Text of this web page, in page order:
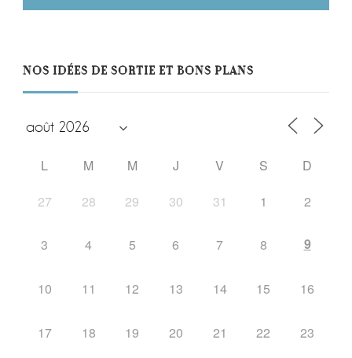
NOS IDÉES DE SORTIE ET BONS PLANS
L M M J V S
D
27
28 29 30 31 1 2
3 4 5 6 7 8 9
10 11 12 13 14 15 16
17 18 19 20 21 22 23